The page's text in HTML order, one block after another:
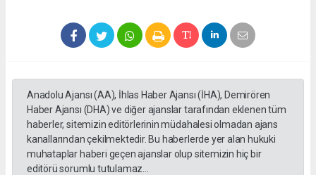
Anadolu Ajansı (AA), İhlas Haber Ajansı (İHA), Demirören
Haber Ajansı (DHA) ve diğer ajanslar tarafından eklenen tüm
haberler, sitemizin editörlerinin müdahalesi olmadan ajans
kanallarından çekilmektedir. Bu haberlerde yer alan hukuki
muhataplar haberi geçen ajanslar olup sitemizin hiç bir
editörü sorumlu tutulamaz...